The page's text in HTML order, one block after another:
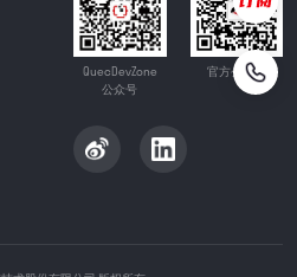
QuecDevZone
公众号
官方公众号